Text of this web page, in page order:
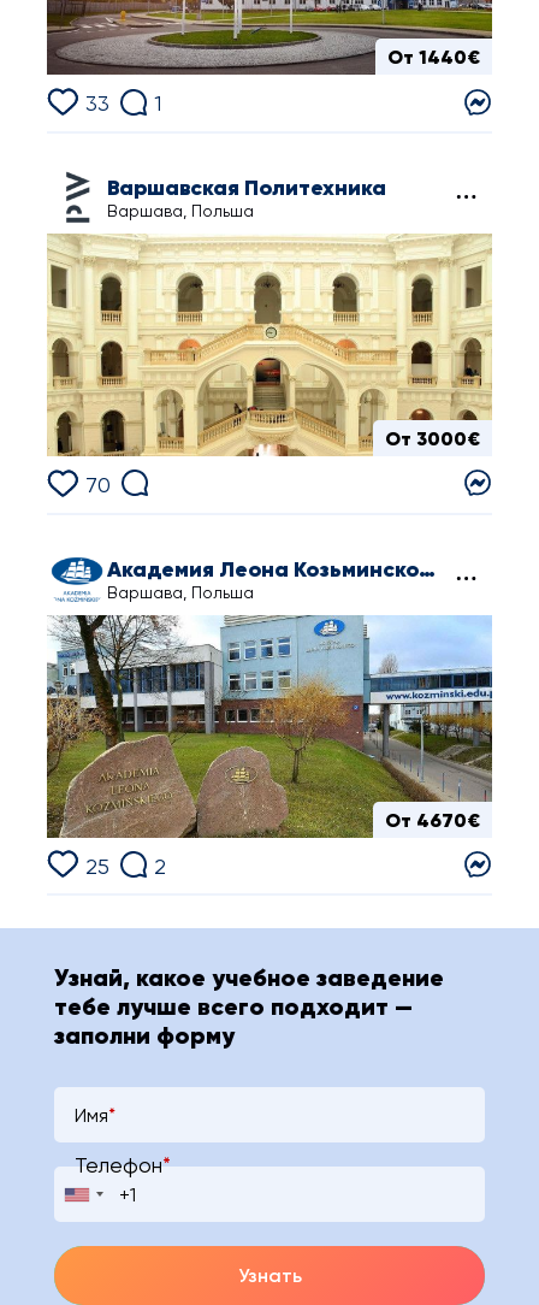
От 1440€
33 1
Варшавская Политехника
Варшава, Польша
От 3000€
70
Академия Леона Козьминского
Варшава, Польша
От 4670€
25 2
Узнай, какое учебное заведение
тебе лучше всего подходит —
заполни форму
Имя*
Телефон*
Узнать